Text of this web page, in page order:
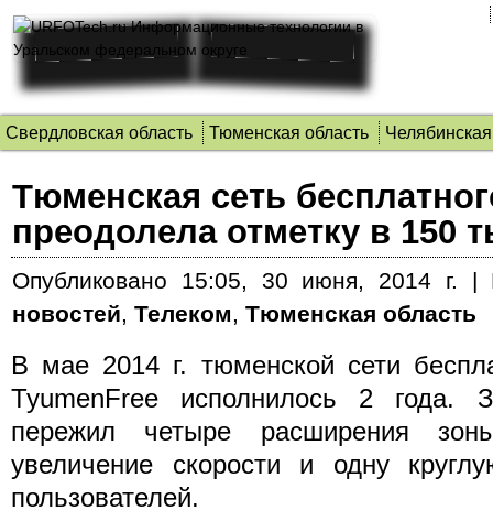
Свердловская область Тюменская область
Тюменская сеть
преодолела отметку в 150
Опубликовано 15:05, 30 июня, 2014 г. |
новостей, Телеком, Тюменская область
В мае 2014 г. тюменской сети
TyumenFree исполнилось 2 года.
пережил четыре расширения
увеличение скорости и одну
пользователей.